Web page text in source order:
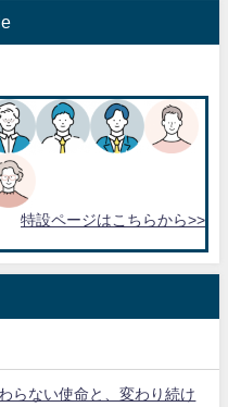
特設ページはこちらから>>
らない使命と、変わり続け